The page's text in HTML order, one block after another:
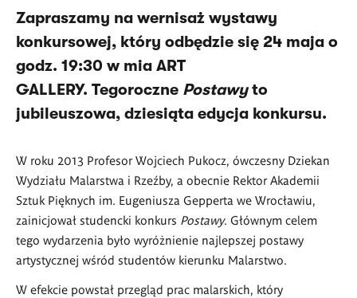
Zapraszamy na wernisaż wystawy
konkursowej, który odbędzie się 24 maja o
godz. 19:30 w mia ART
GALLERY. Tegoroczne Postawyto
jubileuszowa, dziesiąta edycja konkursu.
W roku 2013 Profesor Wojciech Pukocz, ówczesny Dziekan
Wydziału Malarstwa i Rzeźby, a obecnie Rektor Akademii
Sztuk Pięknych im. Eugeniusza Gepperta we Wrocławiu,
zainicjował studencki konkurs Postawy. Głównym celem
tego wydarzenia było wyróżnienie najlepszej postawy
artystycznej wśród studentów kierunku Malarstwo.
W efekcie powstał przegląd prac malarskich, który